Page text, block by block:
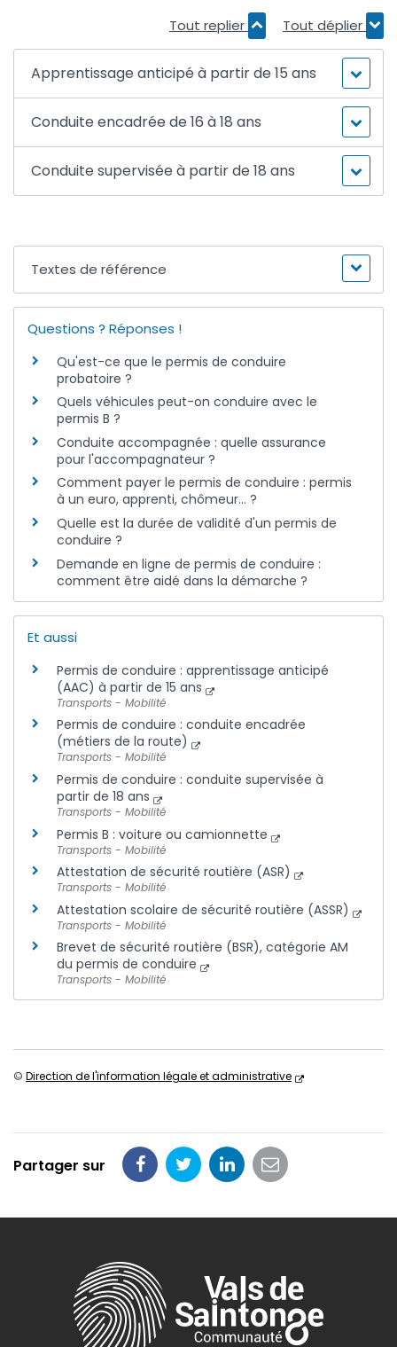
Tout replier Tout déplier
Apprentissage anticipé à partir de 15 ans
Conduite encadrée de 16 à 18 ans
Conduite supervisée à partir de 18 ans
Textes de référence
Questions ? Réponses !
Qu'est-ce que le permis de conduire
probatoire ?
Quels véhicules peut-on conduire avec le
permis B ?
Conduite accompagnée : quelle assurance
pour l'accompagnateur ?
Comment payer le permis de conduire : permis
à un euro, apprenti, chômeur... ?
Quelle est la durée de validité d'un permis de
conduire ?
Demande en ligne de permis de conduire :
comment être aidé dans la démarche ?
Et aussi
Permis de conduire : apprentissage anticipé
(AAC) à partir de 15 ans
Transports - Mobilité
Permis de conduire : conduite encadrée
(métiers de la route)
Transports - Mobilité
Permis de conduire : conduite supervisée à
partir de 18 ans
Transports - Mobilité
Permis B : voiture ou camionnette
Transports - Mobilité
Attestation de sécurité routière (ASR)
Transports - Mobilité
Attestation scolaire de sécurité routière (ASSR)
Transports - Mobilité
Brevet de sécurité routière (BSR), catégorie AM
du permis de conduire
Transports - Mobilité
© Direction de l'information légale et administrative
Partager sur
Partager
Facebook
Partager
Twitter
Partager
LinkedIn
Partager
email